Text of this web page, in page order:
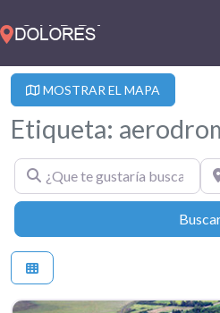
MOSTRAR EL MAPA
Etiqueta:
¿Que te gustaría buscar?